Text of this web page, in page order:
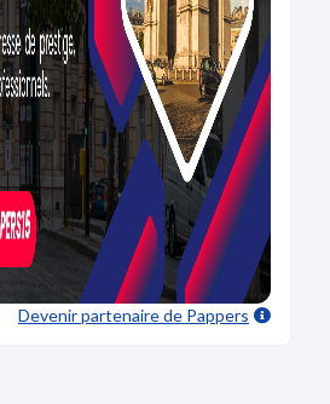
Devenir partenairede Pappers